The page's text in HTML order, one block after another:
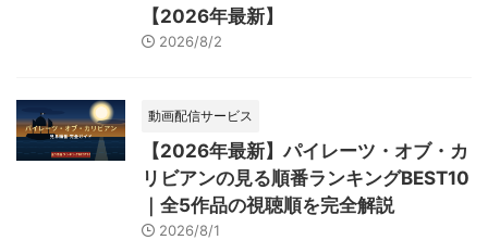
【2026年最新】
2026/8/2
動画配信サービス
【2026年最新】パイレーツ・オブ・カ
リビアンの見る順番ランキングBEST10
｜全5作品の視聴順を完全解説
2026/8/1